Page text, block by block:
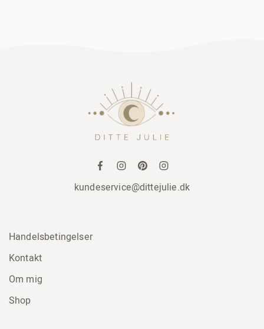
kundeservice@dittejulie.dk
Handelsbetingelser
Kontakt
Om mig
Shop